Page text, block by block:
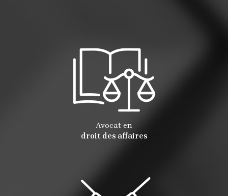
Avocat en
droit des affaires